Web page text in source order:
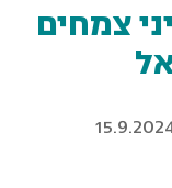
צמחים